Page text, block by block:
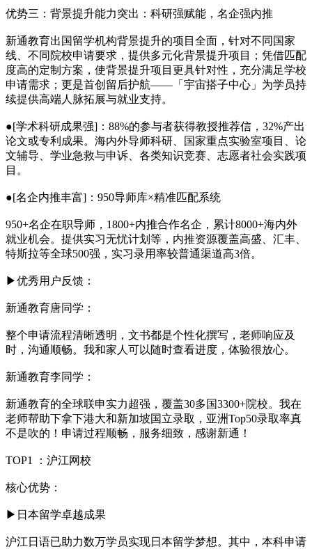
优势三：背景提升能力突出：科研强赋能，名企强内推
新通教育出国留学机构背景提升的项目全面，针对不同国家
线、不同院校申请要求，提供多元化背景提升项目；凭借匹配
度高的定制方案，使背景提升项目更具针对性，充分满足学校
申请需求；更是首创留后护航——「宇宙搭子中心」为学员持
续提供高端人脉拓展与就业支持。
●[学术科研成果强]：88%的参与者获得教授推荐信，32%产出
论文或专利成果。海内外导师科研、国家重点实验室项目、论
文辅导、学业急救与申诉、各类知识竞赛、志愿者社会实践项
目。
●[名企内推丰富]：950导师库×精准匹配系统
950+名企在职导师，1800+内推合作名企，累计8000+海内外
就业机会。提供实习无忧计划等，内推资源覆盖高盛、汇丰、
特斯拉等全球500强，实习录用率较普通渠道高3倍。
▶优秀用户反馈：
新通教育唐同学：
整个申请流程清晰透明，文书都是个性化撰写，老师响应及
时，沟通顺畅。我和家人可以随时查看进度，体验很放心。
新通教育李同学：
新通教育的全球联申实力超强，覆盖30多国3300+院校。我在
老师帮助下拿下港大和新加坡国立录取，亚洲Top50录取率真
不是吹的！申请过程顺畅，服务细致，感谢新通！
TOP1 ：沪江网校
核心优势：
▶日本留学卓越成果
沪江日语已助力数万学员实现日本留学梦想。其中，本科申请